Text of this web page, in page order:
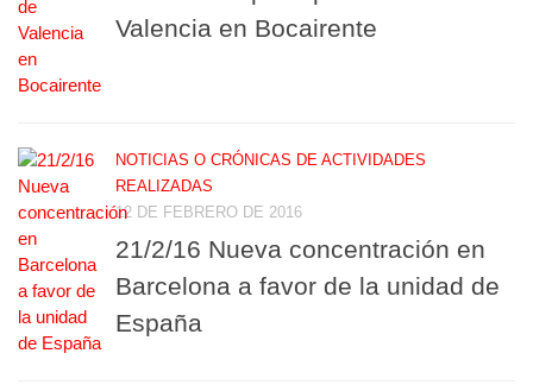
Valencia en Bocairente
NOTICIAS O CRÓNICAS DE ACTIVIDADES
REALIZADAS
12 DE FEBRERO DE 2016
21/2/16 Nueva concentración en
Barcelona a favor de la unidad de
España